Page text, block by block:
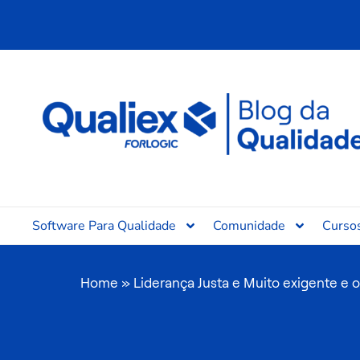
Software Para Qualidade Comunidade
Home » Liderança Justa e Muito exigente e